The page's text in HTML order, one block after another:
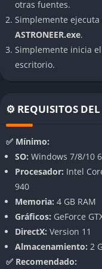
Sistema de
Uno de los elementos
posibilidad de
una herramienta que
de forma casi artística.
en una forma de
ensamblar piezas de
fomenta tanto la
Multijugador
Astroneer cobra aún
otras fuentes.
Simplemente
ASTRONEER.exe.
Simplemente inicia
escritorio.
⚙️ REQUISITOS
✅ Mínimo:
SO: Windows 7/8/10
Procesador: Intel
940
Memoria: 4 GB RAM
Gráficos: GeForce
DirectX: Version 11
Almacenamiento: 2
✅ Recomendado: